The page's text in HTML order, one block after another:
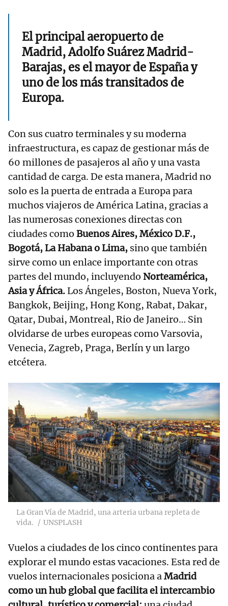
El principal aeropuerto de
Madrid, Adolfo Suárez Madrid-
Barajas, es el mayor de España y
uno de los más transitados de
Europa.
Con sus cuatro terminales y su moderna
infraestructura, es capaz de gestionar más de
60 millones de pasajeros al año y una vasta
cantidad de carga. De esta manera, Madrid no
solo es la puerta de entrada a Europa para
muchos viajeros de América Latina, gracias a
las numerosas conexiones directas con
ciudades como Buenos Aires, México D.F.,
Bogotá, La Habana o Lima, sino que también
sirve como un enlace importante con otras
partes del mundo, incluyendo Norteamérica,
Asia y África.Los Ángeles, Boston, Nueva York,
Bangkok, Beijing, Hong Kong, Rabat, Dakar,
Qatar, Dubai, Montreal, Rio de Janeiro… Sin
olvidarse de urbes europeas como Varsovia,
Venecia, Zagreb, Praga, Berlín y un largo
etcétera.
La Gran Vía de Madrid, una arteria urbana repleta de
vida.
UNSPLASH
Vuelos a ciudades de los cinco continentes para
explorar el mundo estas vacaciones. Esta red de
vuelos internacionales posiciona aMadrid
como un hub global que facilita el intercambio